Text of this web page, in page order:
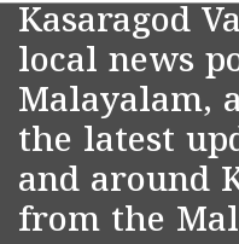
Kasaragod
local news
Malayalam,
the latest
and around
from the